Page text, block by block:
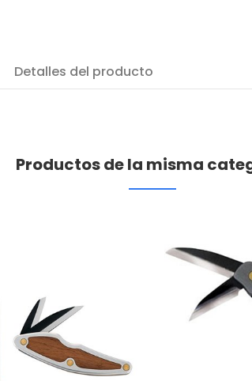
Detalles del producto
Productos de la misma